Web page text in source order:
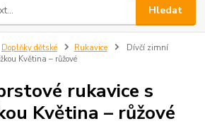
Hledat
Doplňky dětské Rukavice
Dívčí zimní
Květina – růžové
rukavice s
Květina – růžové